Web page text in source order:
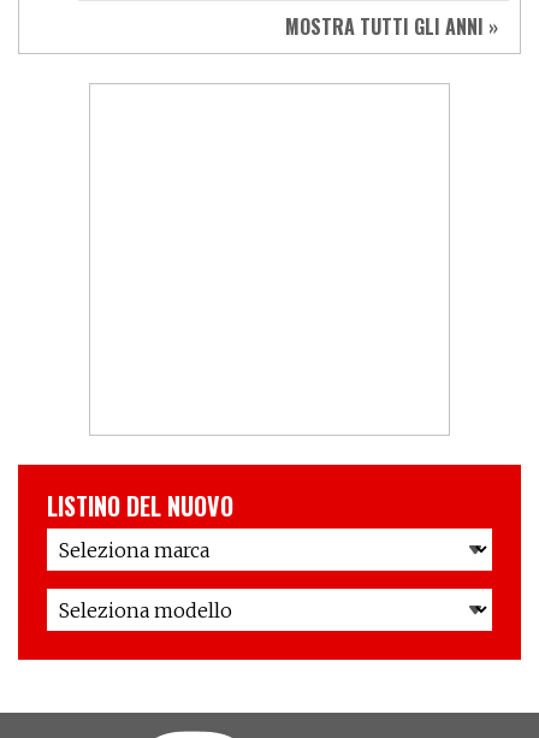
MOSTRA TUTTI GLI ANNI »
LISTINO DEL NUOVO